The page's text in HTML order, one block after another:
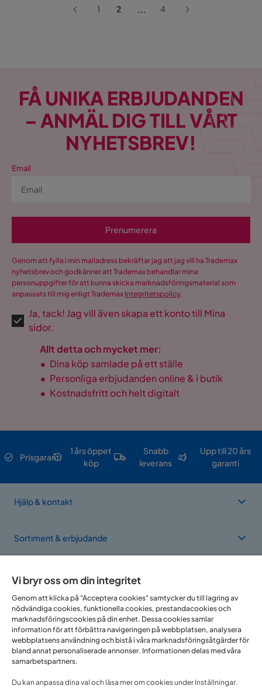
1 2 ... 4
FÅ UNIKA ERBJUDANDEN
– ANMÄL DIG TILL VÅRT
NYHETSBREV!
Email
Prenumerera
Genom att fylla i min mailadress bekräftar jag att jag vill ha Trademax
nyhetsbrev och godkänner att Trademax behandlar mina
personuppgifter för att kunna skicka marknadsföringsmaterial som
anpassats till mig enligt Trademax Integritetspolicy.
Ja, tack! Jag vill även skapa ett konto till Mina
sidor.
Allt detta och mycket mer:
• Dina köp samlade på ett ställe
• Personliga erbjudanden online & i butik
• Kostnadsfritt och helt digitalt
Prisgaranti
1 års öppet
köp
Snabb
leverans
Upp till 20 års
garanti
Hjälp & kontakt
Sortiment & erbjudande
Vi finns i flera länder
Vi bryr oss om din integritet
Genom att klicka på "Acceptera cookies" samtycker du till lagring av
nödvändiga cookies, funktionella cookies, prestandacookies och
marknadsföringscookies på din enhet. Dessa cookies samlar
information för att förbättra navigeringen på webbplatsen, analysera
webbplatsens användning och bistå i våra marknadsföringsåtgärder för
bland annat personaliserade annonser. Informationen delas med våra
samarbetspartners.
Du kan anpassa dina val och läsa mer om cookies under Inställningar.